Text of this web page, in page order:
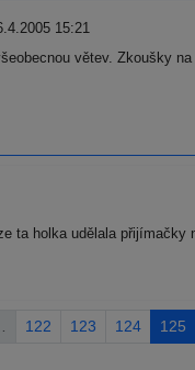
15:21
větev. Zkoušky
ta holka udělala
122 123 124 125